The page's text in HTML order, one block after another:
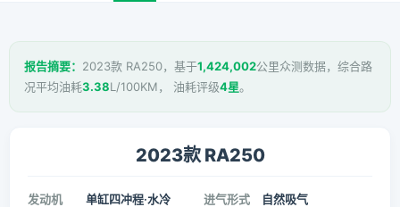
报告摘要： 2023款 RA250，基于1,424,002公里众测数据，综合路
况平均油耗3.38L/100KM， 油耗评级4星。
2023款 RA250
发动机
单缸四冲程·水冷
进气形式 自然吸气